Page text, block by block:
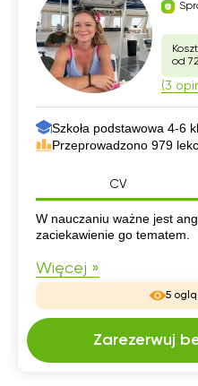
od
(3
Szkoła podstawowa 4-6
Przeprowadzono 979
CV
CV
W nauczaniu ważne jest
zaciekawienie go tematem.
Więcej »
5
Zarezerwuj